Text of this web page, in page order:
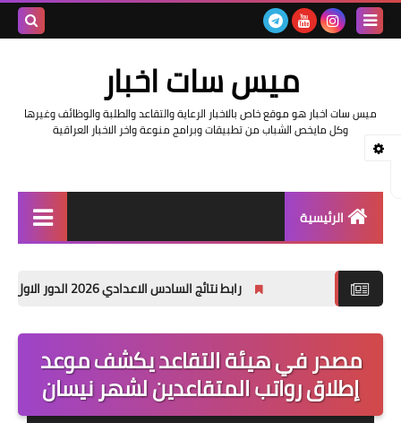
ميس سات اخبار
ميس سات اخبار هو موقع خاص بالاخبار الرعاية والتقاعد والطلبة والوظائف وغيرها
وكل مايخص الشباب من تطبيقات وبرامج منوعة واخر الاخبار العراقية
الرئيسية
اخبار وزارة التربية والتعليم
اخبار العراق والعالم
اخبار وزارة العمل وهيئة
التقاعد
رابط نتائج السادس الاعدادي 2026 الدور الاول في العراق | موقع نتائجنا
مصدر في هيئة التقاعد يكشف موعد
إطلاق رواتب المتقاعدين لشهر نيسان